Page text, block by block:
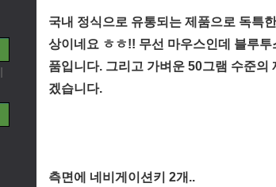
국내 정식으로 유통되는 제품으로 독특
상이네요 ㅎㅎ!! 무선 마우스인데 블루
품입니다. 그리고 가벼운 50그램 수준
겠습니다.
측면에 네비게이션키 2개..